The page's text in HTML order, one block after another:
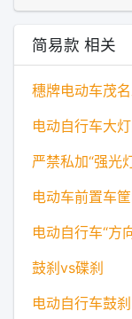
简易款 相关
穗牌电动车茂
电动自行车大
严禁私加“强光
电动车前置车
电动自行车“方
鼓刹vs碟刹
电动自行车鼓